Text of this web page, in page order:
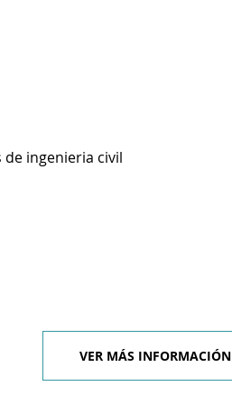
ingenieria civil
VER MÁS INFORMACIÓN